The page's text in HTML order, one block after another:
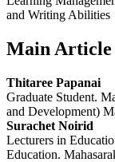
and Writing Abilities
Main Article
Thitaree Papanai
Graduate Student.
and Development)
Surachet Noirid
Lecturers in
Education.